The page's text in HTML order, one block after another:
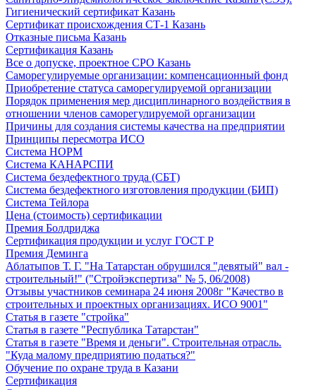
Гигиенический сертификат Казань
Сертификат происхождения СТ-1 Казань
Отказные письма Казань
Сертификация Казань
Все о допуске, проектное СРО Казань
Саморегулируемые организации: компенсационный фонд
Приобретение статуса саморегулируемой организации
Порядок применения мер дисциплинарного воздействия в
отношении членов саморегулируемой организации
Причины для создания системы качества на предприятии
Принципы пересмотра ИСО
Система НОРМ
Система КАНАРСПИ
Система бездефектного труда (СБТ)
Система бездефектного изготовления продукции (БИП)
Система Тейлора
Цена (стоимость) сертификации
Премия Болдриджа
Сертификация продукции и услуг ГОСТ Р
Премия Деминга
Аблатыпов Т. Г. "На Татарстан обрушился "девятый" вал -
строительный!" ("Стройэкспертиза" № 5, 06/2008)
Отзывы участников семинара 24 июня 2008г "Качество в
строительных и проектных организациях. ИСО 9001"
Статья в газете "стройка"
Статья в газете "Республика Татарстан"
Статья в газете "Время и деньги". Строительная отрасль.
"Куда малому предприятию податься?"
Обучение по охране труда в Казани
Сертификация